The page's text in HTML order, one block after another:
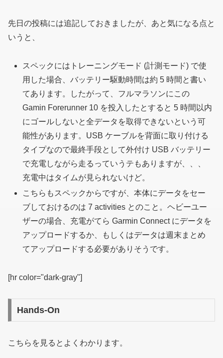
先日の投稿には追記しておきましたが、あと気になる点と
いうと、
スペックにはトレーニングモード (計測モード) で使
用した場合、バッテリー駆動時間は約 5 時間と書い
てあります。したがって、フルマラソンにこの
Gamin Forerunner 10 を投入したとすると 5 時間以内
にゴールしないと全データを取得できないという可
能性があります。USB ケーブルを背面に取り付ける
タイプなので最終手段として外付け USB バッテリー
で充電しながら走るっていうテもありますが、、、
充電中はタイムが見られないけど。
こちらもスペックからですが、本体にデータをセー
ブしておけるのは 7 activities とのこと。ヘビーユー
ザーの場合、充電がてら Garmin Connect にデータを
アップロードするか、もしくはデータは週末まとめ
てアップロードする必要がありそうです。
[hr color="dark-gray"]
Hands-On
こちらを見るとよくわかります。